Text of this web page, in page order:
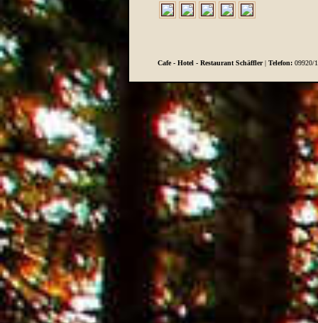
Cafe - Hotel - Restaurant Schäffler | Telefon: 09920/